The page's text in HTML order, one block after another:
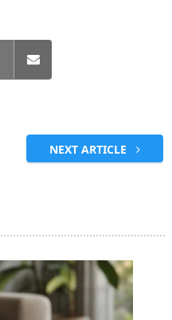
NEXT ARTICLE